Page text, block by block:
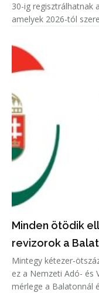
30-ig regisztrálhatnak
amelyek 2026-tól
Minden ötödik
revizorok a
Mintegy kétezer-
ez a Nemzeti Adó- és
mérlege a Balatonnál